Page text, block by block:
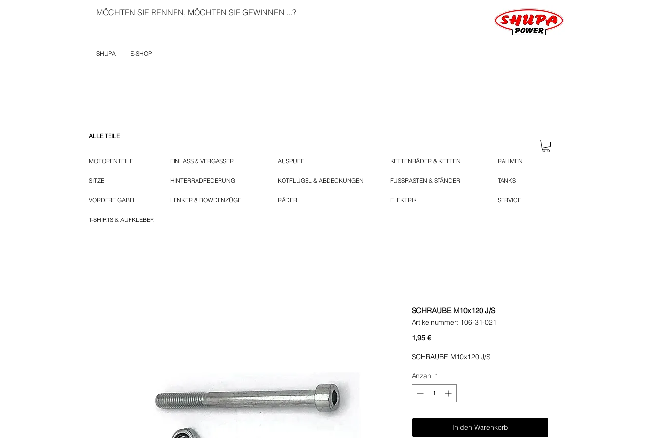
MÖCHTEN SIE RENNEN, MÖCHTEN SIE GEWINNEN ...?
SHUPA E-SHOP
ALLE TEILE
MOTORENTEILE
SITZE
VORDERE GABEL
EINLASS & VERGASSER
HINTERRADFEDERUNG
LENKER & BOWDENZÜGE
AUSPUFF
KOTFLÜGEL & ABDECKUNGEN
RÄDER
KETTENRÄDER & KETTEN
FUSSRASTEN & STÄNDER
ELEKTRIK
RAHMEN
TANKS
SERVICE
T-SHIRTS & AUFKLEBER
SCHRAUBE M10x120 J/S
Artikelnummer: 106-31-021
1,95 €Preis
SCHRAUBE M10x120 J/S
Anzahl *
In den Warenkorb